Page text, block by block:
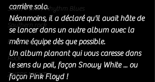
Soul / Funk / Rhythm Blues
Southern rock
Bons Plans
Rock
ZIKERS NIGHT
carrière solo.
Néanmoins, il a déclaré qu'il avait hâte de
se lancer dans un autre album avec la
même équipe dès que possible.
Un album planant qui vous caresse dans
le sens du poil, façon Snowy White ... ou
façon Pink Floyd !